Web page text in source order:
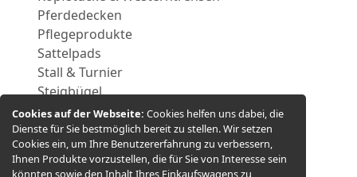
Cookies auf der Webseite:Cookies helfen uns dabei, die
Dienste für Sie bestmöglich bereit zu stellen. Wir setzen
Cookies ein, um Ihre Benutzererfahrung zu verbessern,
Ihnen Produkte vorzustellen, die für Sie von Interesse sein
Pferdedecken
Pflegeprodukte
Sattelpads
Stall & Turnier
Steigbügel
Trainingshilfen
Vorderzeuge
Zügel
REITER